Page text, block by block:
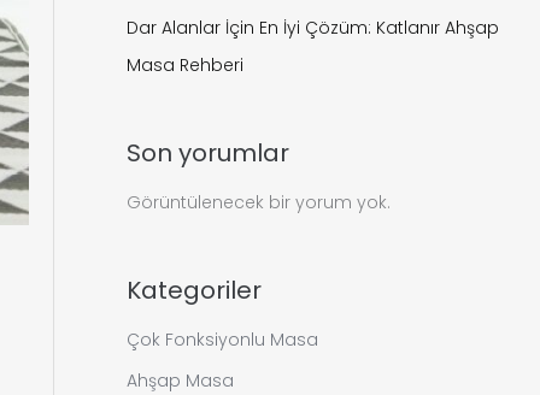
Dar Alanlar İçin En İyi Çözüm: Katlanır Ahşap
Masa Rehberi
Son yorumlar
Görüntülenecek bir yorum yok.
Kategoriler
Çok Fonksiyonlu Masa
Ahşap Masa